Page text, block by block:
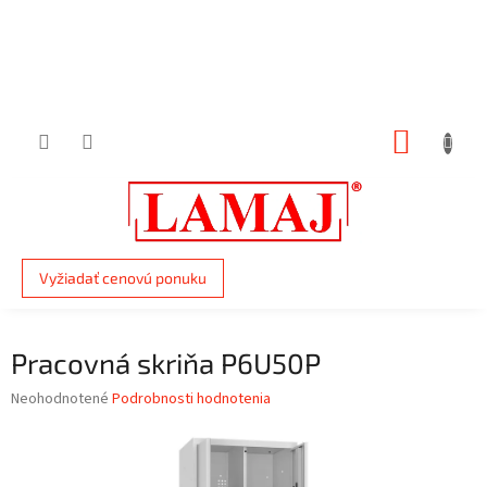
Vyžiadať cenovú ponuku
Pracovná skriňa P6U50P
Priemerné
Neohodnotené Podrobnosti hodnotenia